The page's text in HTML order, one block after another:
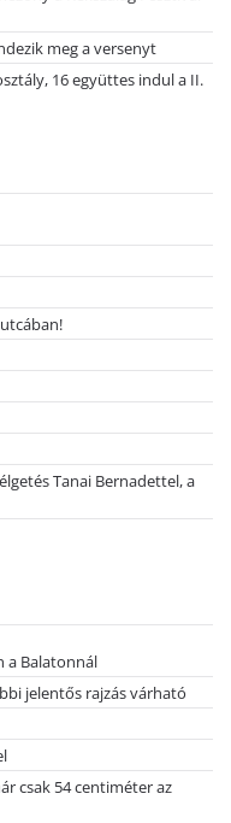
meg a versenyt
16 együttes indul a II.
Tanai Bernadettel, a
a Balatonnál
jelentős rajzás várható
csak 54 centiméter az